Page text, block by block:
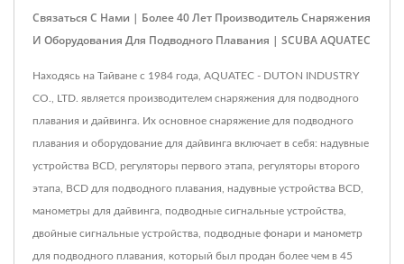
Связаться С Нами | Более 40 Лет Производитель Снаряжения
И Оборудования Для Подводного Плавания | SCUBA AQUATEC
Находясь на Тайване с 1984 года, AQUATEC - DUTON INDUSTRY
CO., LTD. является производителем снаряжения для подводного
плавания и дайвинга. Их основное снаряжение для подводного
плавания и оборудование для дайвинга включает в себя: надувные
устройства BCD, регуляторы первого этапа, регуляторы второго
этапа, BCD для подводного плавания, надувные устройства BCD,
манометры для дайвинга, подводные сигнальные устройства,
двойные сигнальные устройства, подводные фонари и манометр
для подводного плавания, который был продан более чем в 45